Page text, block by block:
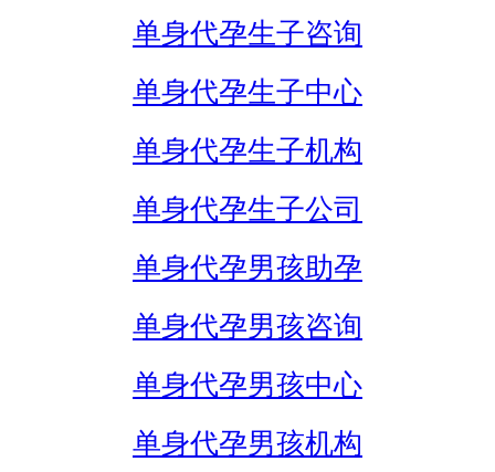
单身代孕生子咨询
单身代孕生子中心
单身代孕生子机构
单身代孕生子公司
单身代孕男孩助孕
单身代孕男孩咨询
单身代孕男孩中心
单身代孕男孩机构